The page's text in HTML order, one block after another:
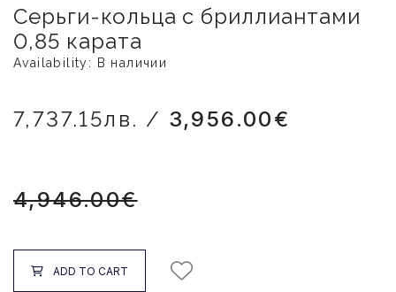
Серьги-кольца с бриллиантами
0,85 карата
Availability: В наличии
7,737.15лв. / 3,956.00€
4,946.00€
ADD TO CART